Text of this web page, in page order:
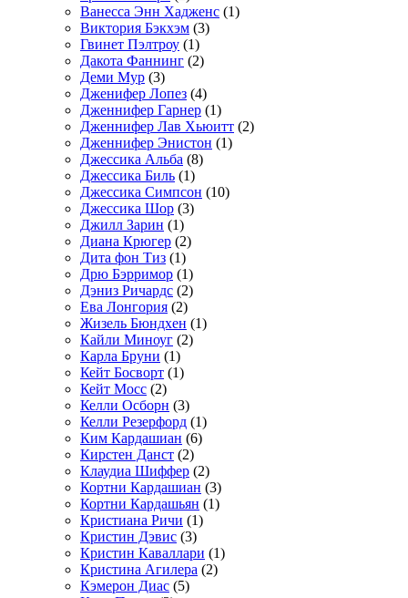
Ванесса Энн Хадженс (1)
Виктория Бэкхэм (3)
Гвинет Пэлтроу (1)
Дакота Фаннинг (2)
Деми Мур (3)
Дженифер Лопез (4)
Дженнифер Гарнер (1)
Дженнифер Лав Хьюитт (2)
Дженнифер Энистон (1)
Джессика Альба (8)
Джессика Биль (1)
Джессика Симпсон (10)
Джессика Шор (3)
Джилл Зарин (1)
Диана Крюгер (2)
Дита фон Тиз (1)
Дрю Бэрримор (1)
Дэниз Ричардс (2)
Ева Лонгория (2)
Жизель Бюндхен (1)
Кайли Миноуг (2)
Карла Бруни (1)
Кейт Босворт (1)
Кейт Мосс (2)
Келли Осборн (3)
Келли Резерфорд (1)
Ким Кардашиан (6)
Кирстен Данст (2)
Клаудиа Шиффер (2)
Кортни Кардашиан (3)
Кортни Кардашьян (1)
Кристиана Ричи (1)
Кристин Дэвис (3)
Кристин Каваллари (1)
Кристина Агилера (2)
Кэмерон Диас (5)